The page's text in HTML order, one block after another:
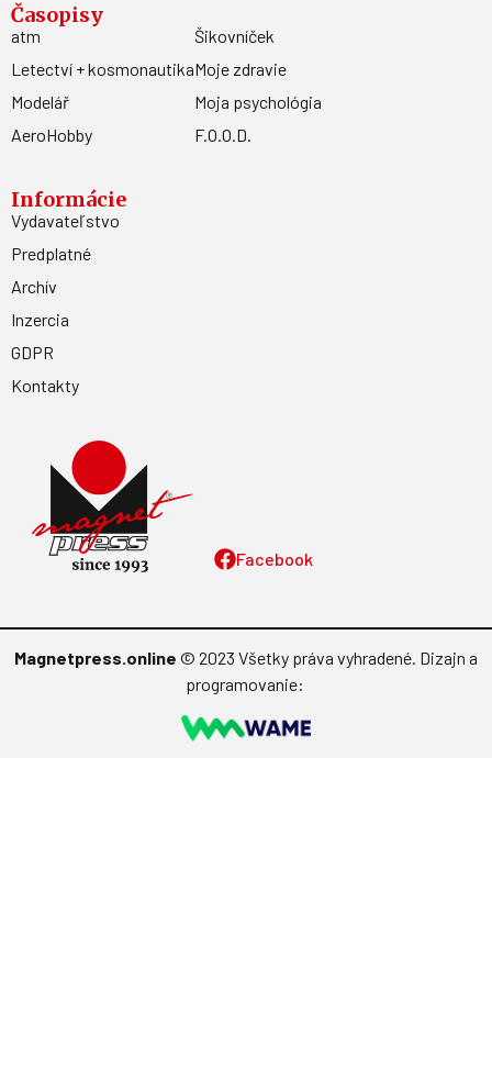
Facebook
Časopisy
atm
Letectví + kosmonautika
Modelář
AeroHobby
Šikovníček
Moje zdravie
Moja psychológia
F.O.O.D.
Informácie
Vydavateľstvo
Predplatné
Archív
Inzercia
GDPR
Kontakty
Magnetpress.online © 2023 Všetky práva vyhradené. Dizajn a
programovanie: